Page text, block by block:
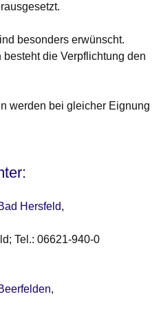
besonders erwünscht.
die Verpflichtung den
werden bei gleicher Eignung
Hersfeld
Fenster ,
Tel.: 06621-940-0
,